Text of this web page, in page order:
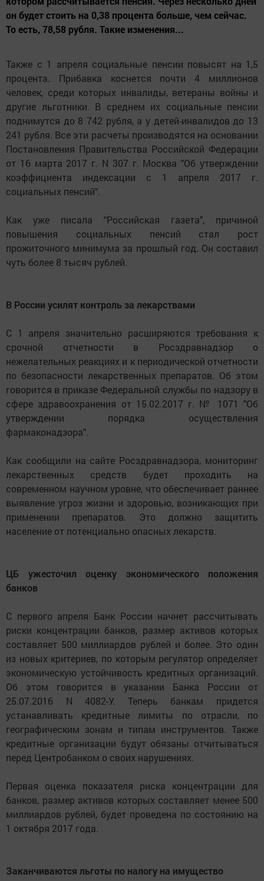
он будет стоить на 0,38 процента больше, чем сейчас.
То есть, 78,58 рубля. Такие изменения...
Также с 1 апреля социальные пенсии повысят на 1,5
процента. Прибавка коснется почти 4 миллионов
человек, среди которых инвалиды, ветераны войны и
другие льготники. В среднем их социальные пенсии
поднимутся до 8 742 рубля, а у детей-инвалидов до 13
241 рубля. Все эти расчеты производятся на основании
Постановления Правительства Российской Федерации
от 16 марта 2017 г. N 307 г. Москва "Об утверждении
коэффициента индексации с 1 апреля 2017 г.
социальных пенсий".
Как уже писала "Российская газета", причиной
повышения социальных пенсий стал рост
прожиточного минимума за прошлый год. Он составил
чуть более 8 тысяч рублей.
В России усилят контроль за лекарствами
С 1 апреля значительно расширяются требования к
срочной отчетности в Росздравнадзор о
нежелательных реакциях и к периодической отчетности
по безопасности лекарственных препаратов. Об этом
говорится в приказе Федеральной службы по надзору в
сфере здравоохранения от 15.02.2017 г. № 1071 "Об
утверждении порядка осуществления
фармаконадзора".
Как сообщили на сайте Росздравнадзора, мониторинг
лекарственных средств будет проходить на
современном научном уровне, что обеспечивает раннее
выявление угроз жизни и здоровью, возникающих при
применении препаратов. Это должно защитить
население от потенциально опасных лекарств.
ЦБ ужесточил оценку экономического положения
банков
С первого апреля Банк России начнет рассчитывать
риски концентрации банков, размер активов которых
составляет 500 миллиардов рублей и более. Это один
из новых критериев, по которым регулятор определяет
экономическую устойчивость кредитных организаций.
Об этом говорится в указании Банка России от
25.07.2016 N 4082-У. Теперь банкам придется
устанавливать кредитные лимиты по отрасли, по
географическим зонам и типам инструментов. Также
кредитные организации будут обязаны отчитываться
перед Центробанком о своих нарушениях.
Первая оценка показателя риска концентрации для
банков, размер активов которых составляет менее 500
миллиардов рублей, будет проведена по состоянию на
1 октября 2017 года.
Заканчиваются льготы по налогу на имущество